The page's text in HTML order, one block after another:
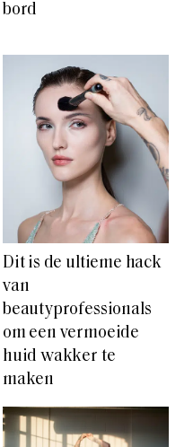
bord
Dit is de ultieme hack
van
beautyprofessionals
om een vermoeide
huid wakker te
maken